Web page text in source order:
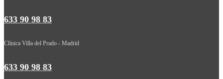
633 90 98 83
Clínica Villa del Prado - Madrid
633 90 98 83